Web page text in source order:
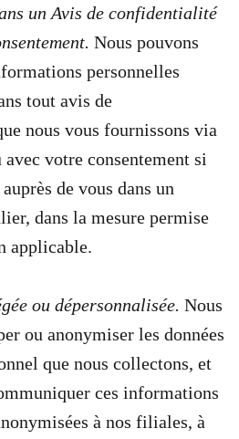
un Avis de confidentialité
Nous pouvons
personnelles
tout avis de
nous vous fournissons via
avec votre consentement si
de vous dans un
dans la mesure permise
applicable.
ou dépersonnalisée. Nous
ou anonymiser les données
que nous collectons, et
ces informations
à nos filiales, à